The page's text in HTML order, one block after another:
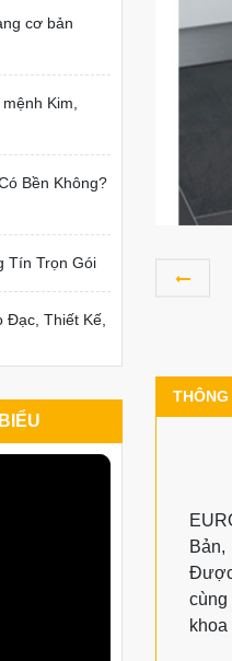
Được
cơ bản
Kim,
Bền Không?
Tín Trọn Gói
Đạc, Thiết Kế,